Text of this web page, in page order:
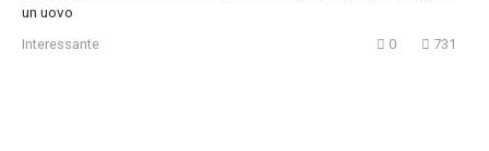
un uovo
Interessante 0 731